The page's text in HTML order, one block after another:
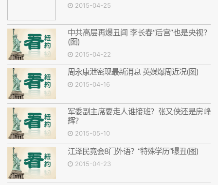
2015-04-25
中共高层再爆丑闻 李长春“后宫”也是央视？
(图)
2015-04-22
周永康泄密现最新消息 英媒爆周近况(图)
2015-04-16
军委副主席要走人谁接班？张又侠还是房峰
辉？
2015-05-10
江泽民竟会8门外语？“特殊学历”曝丑(图)
2015-04-23